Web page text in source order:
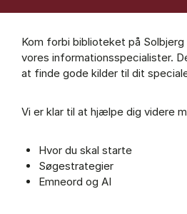
Kom forbi biblioteket på Solbjerg
vores informationsspecialister.
at finde gode kilder til dit
Vi er klar til at hjælpe dig videre
Hvor du skal starte
Søgestrategier
Emneord og AI